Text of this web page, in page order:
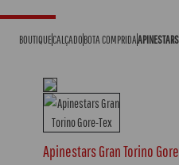
BOUTIQUECALÇADOBOTA COMPRIDA
Apinestars Gran Torino